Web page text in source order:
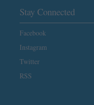
Stay Connected
Facebook
Instagram
Twitter
RSS